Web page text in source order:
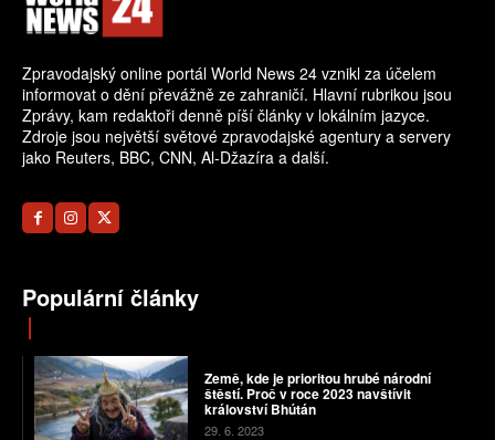
Zpravodajský online portál World News 24 vznikl za účelem
informovat o dění převážně ze zahraničí. Hlavní rubrikou jsou
Zprávy, kam redaktoři denně píší články v lokálním jazyce.
Zdroje jsou největší světové zpravodajské agentury a servery
jako Reuters, BBC, CNN, Al-Džazíra a další.
Populární články
Země, kde je prioritou hrubé národní
štěstí. Proč v roce 2023 navštívit
království Bhútán
29. 6. 2023